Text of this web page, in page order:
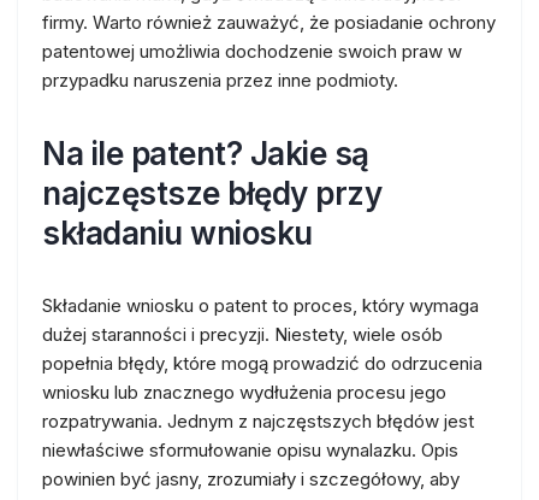
firmy. Warto również zauważyć, że posiadanie ochrony
patentowej umożliwia dochodzenie swoich praw w
przypadku naruszenia przez inne podmioty.
Na ile patent? Jakie są
najczęstsze błędy przy
składaniu wniosku
Składanie wniosku o patent to proces, który wymaga
dużej staranności i precyzji. Niestety, wiele osób
popełnia błędy, które mogą prowadzić do odrzucenia
wniosku lub znacznego wydłużenia procesu jego
rozpatrywania. Jednym z najczęstszych błędów jest
niewłaściwe sformułowanie opisu wynalazku. Opis
powinien być jasny, zrozumiały i szczegółowy, aby